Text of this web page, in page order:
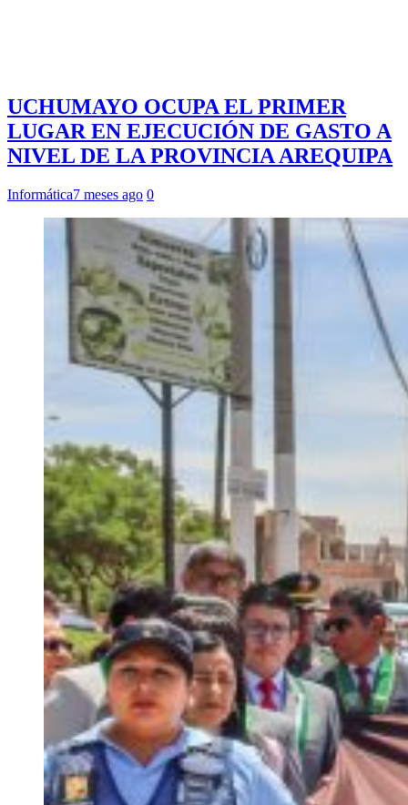
UCHUMAYO OCUPA EL PRIMER
LUGAR EN EJECUCIÓN DE GASTO A
NIVEL DE LA PROVINCIA AREQUIPA
Informática7 meses ago 0